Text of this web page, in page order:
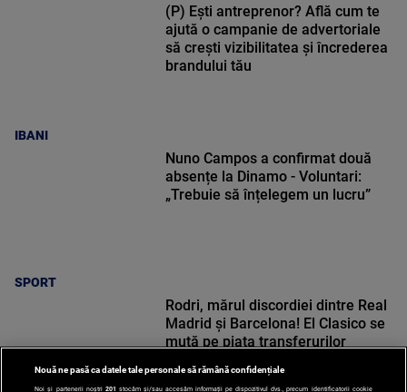
IBANI
(P) Ești antreprenor? Află cum te
ajută o campanie de advertoriale
să crești vizibilitatea și încrederea
brandului tău
SPORT
Nuno Campos a confirmat două
absențe la Dinamo - Voluntari:
„Trebuie să înțelegem un lucru”
Rodri, mărul discordiei dintre Real
Madrid și Barcelona! El Clasico se
mută pe piața transferurilor
Nouă ne pasă ca datele tale personale să rămână confidențiale
Noi și partenerii noștri 201 stocăm și/sau accesăm informații pe dispozitivul dvs., precum identificatorii cookie